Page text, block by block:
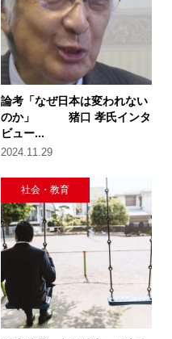
論考「なぜ日本は変われない
のか」 猪口 孝氏インタ
ビュー...
2024.11.29
社会・教育